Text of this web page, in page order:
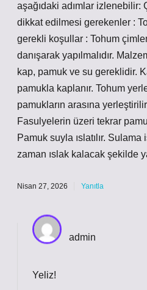
aşağıdaki adımlar izlenebilir:
dikkat edilmesi gerekenler :
gerekli koşullar : Tohum
danışarak yapılmalıdır.
kap, pamuk ve su gereklidir.
pamukla kaplanır. Tohum
pamukların arasına
Fasulyelerin üzeri tekrar
Pamuk suyla ıslatılır.
zaman ıslak kalacak şekilde
Nisan 27, 2026 Yanıtla
admin
Yeliz!